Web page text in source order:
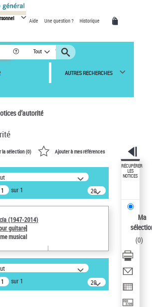
Aide Une question ? Historique
Tout
AUTRES RECHERCHES
d’autorité
dans les
:
(1947-2014)
recherche
d'autorité
la sélection (0) Ajouter à mes références
sur 1
20
résultats/page
(1947-2014)
guitare]
musical
sur 1
20
résultats/page
RÉCUPÉRER
LES
NOTICES
Ma
(0)